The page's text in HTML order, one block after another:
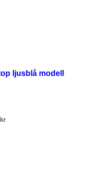
kr